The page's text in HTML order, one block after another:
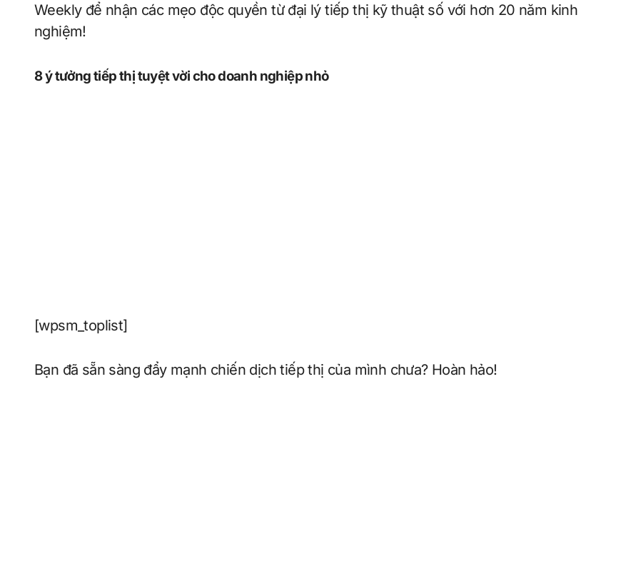
Weekly để nhận các mẹo độc quyền từ đại lý tiếp thị kỹ thuật số với hơn 20 năm kinh
nghiệm!
8 ý tưởng tiếp thị tuyệt vời cho doanh nghiệp nhỏ
[wpsm_toplist]
Bạn đã sẵn sàng đẩy mạnh chiến dịch tiếp thị của mình chưa? Hoàn hảo!